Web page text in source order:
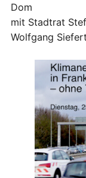
Dom
mit Stadtrat
Wolfgang